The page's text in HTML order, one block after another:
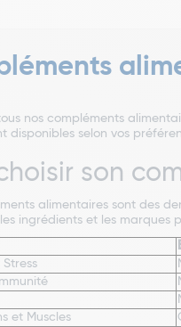
nos compléments
disponibles selon vos
son
alimentaires sont des
ingrédients et les marques
Stress
et Muscles